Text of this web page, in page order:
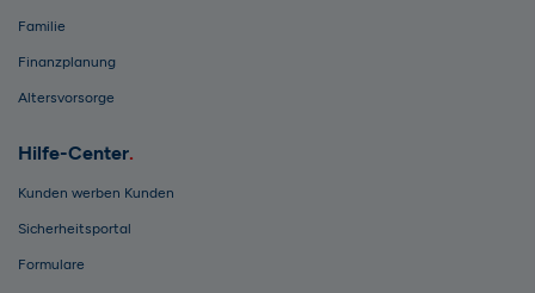
Familie
Finanzplanung
Altersvorsorge
Hilfe-Center
Kunden werben Kunden
Sicherheitsportal
Formulare